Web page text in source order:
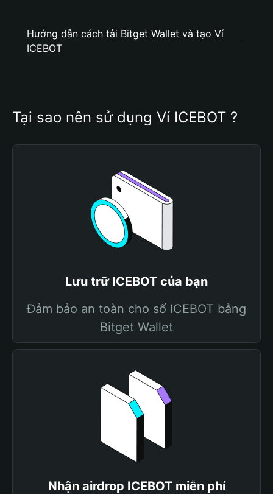
Hướng dẫn cách tải Bitget Wallet và tạo Ví
ICEBOT
Tại sao nên sử dụng Ví ICEBOT ?
Lưu trữ ICEBOT của bạn
Đảm bảo an toàn cho số ICEBOT bằng
Bitget Wallet
Nhận airdrop ICEBOT miễn phí